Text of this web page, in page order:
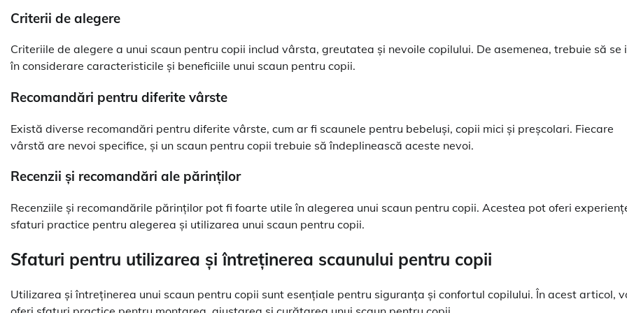
Criterii de alegere
Criteriile de alegere a unui scaun pentru copii includ vârsta, greutatea și nevoile copilului. De asemenea, trebuie să se
în considerare caracteristicile și beneficiile unui scaun pentru copii.
Recomandări pentru diferite vârste
Există diverse recomandări pentru diferite vârste, cum ar fi scaunele pentru bebeluși, copii mici și preșcolari. Fiecare
vârstă are nevoi specifice, și un scaun pentru copii trebuie să îndeplinească aceste nevoi.
Recenzii și recomandări ale părinților
Recenziile și recomandările părinților pot fi foarte utile în alegerea unui scaun pentru copii. Acestea pot oferi
sfaturi practice pentru alegerea și utilizarea unui scaun pentru copii.
Sfaturi pentru utilizarea și întreținerea scaunului pentru copii
Utilizarea și întreținerea unui scaun pentru copii sunt esențiale pentru siguranța și confortul copilului. În acest articol,